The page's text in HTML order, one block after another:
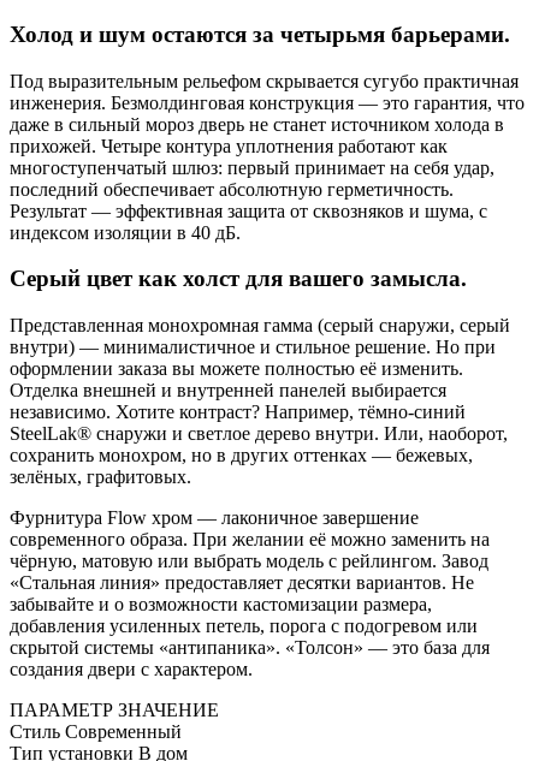
Холод и шум остаются за четырьмя барьерами.
Под выразительным рельефом скрывается сугубо практичная
инженерия. Безмолдинговая конструкция — это гарантия, что
даже в сильный мороз дверь не станет источником холода в
прихожей. Четыре контура уплотнения работают как
многоступенчатый шлюз: первый принимает на себя удар,
последний обеспечивает абсолютную герметичность.
Результат — эффективная защита от сквозняков и шума, с
индексом изоляции в 40 дБ.
Серый цвет как холст для вашего замысла.
Представленная монохромная гамма (серый снаружи, серый
внутри) — минималистичное и стильное решение. Но при
оформлении заказа вы можете полностью её изменить.
Отделка внешней и внутренней панелей выбирается
независимо. Хотите контраст? Например, тёмно-синий
SteelLak® снаружи и светлое дерево внутри. Или, наоборот,
сохранить монохром, но в других оттенках — бежевых,
зелёных, графитовых.
Фурнитура Flow хром — лаконичное завершение
современного образа. При желании её можно заменить на
чёрную, матовую или выбрать модель с рейлингом. Завод
«Стальная линия» предоставляет десятки вариантов. Не
забывайте и о возможности кастомизации размера,
добавления усиленных петель, порога с подогревом или
скрытой системы «антипаника». «Толсон» — это база для
создания двери с характером.
ПАРАМЕТР ЗНАЧЕНИЕ
Стиль Современный
Тип установки В дом